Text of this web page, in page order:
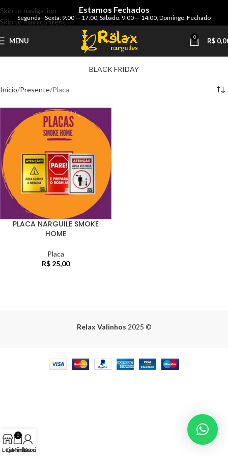
Skip to navigation
Skip to main content
Estamos Fechados
Segunda - Sexta: 9:00 — 17:00 Sábado: 9:00 — 14:00 Domingo: Fechado
MENU 0 R$
BLACK FRIDAY
Início Presente Placa
PLACA NARGUILE SMOKE
HOME
Placa
R$ 25,00
Relax Valinhos 2025 ©
Loja
0
Carrinho
Minha conta
Dúvidas?